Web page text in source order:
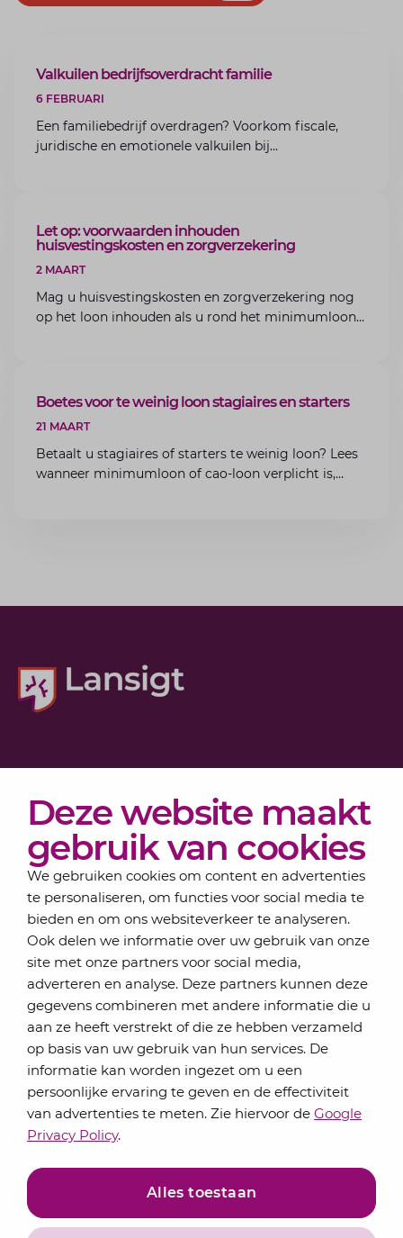
Deze website maakt
gebruik van cookies
We gebruiken cookies om content en advertenties
te personaliseren, om functies voor social media te
bieden en om ons websiteverkeer te analyseren.
Ook delen we informatie over uw gebruik van onze
site met onze partners voor social media,
adverteren en analyse. Deze partners kunnen deze
gegevens combineren met andere informatie die u
aan ze heeft verstrekt of die ze hebben verzameld
op basis van uw gebruik van hun services. De
informatie kan worden ingezet om u een
persoonlijke ervaring te geven en de effectiviteit
van advertenties te meten. Zie hiervoor de Google
Privacy Policy.
Alles toestaan
ARTIKEL
Valkuilen bedrijfsoverdracht familie
6 FEBRUARI
Een familiebedrijf overdragen? Voorkom fiscale,
juridische en emotionele valkuilen bij
ARTIKEL
Let op: voorwaarden inhouden
huisvestingskosten en zorgverzekering
2 MAART
Mag u huisvestingskosten en zorgverzekering nog
op het loon inhouden als u rond het minimumloon
ARTIKEL
Boetes voor te weinig loon stagiaires en starters
21 MAART
Betaalt u stagiaires of starters te weinig loon? Lees
wanneer minimumloon of cao-loon verplicht is,
Actueel
Over Lansigt
Contact
Schrijf je in voor onze nieuwsbrief
Elke maand bundelen de adviseurs van Lansigt in
de eSigt het nieuws.
Jouw emailadres
Inschrijven